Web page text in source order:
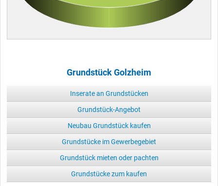
Grundstück Golzheim
Inserate an Grundstücken
Grundstück-Angebot
Neubau Grundstück kaufen
Grundstücke im Gewerbegebiet
Grundstück mieten oder pachten
Grundstücke zum kaufen